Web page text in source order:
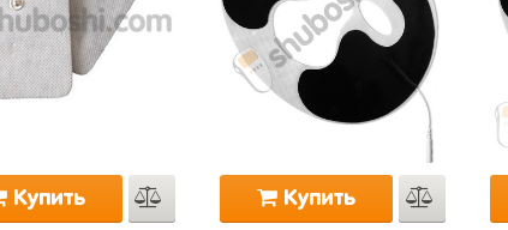
Купить Купить